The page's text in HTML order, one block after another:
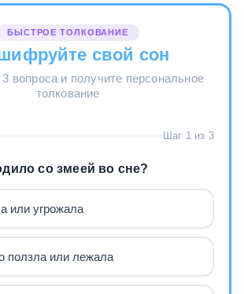
БЫСТРОЕ ТОЛКОВАНИЕ
свой сон
вопроса и получите персональное
толкование
Шаг 1 из 3
со змеей во сне?
или угрожала
ползла или лежала